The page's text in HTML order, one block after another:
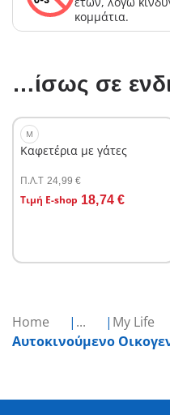
Home ...
My Life
Αυτοκινούμενο
κομμάτια.
…ίσως σε
M
Καφετέρια με γάτες
Π.Λ.T 24,99 €
Τιμή E-shop 18,74 €
Στο καλάθι